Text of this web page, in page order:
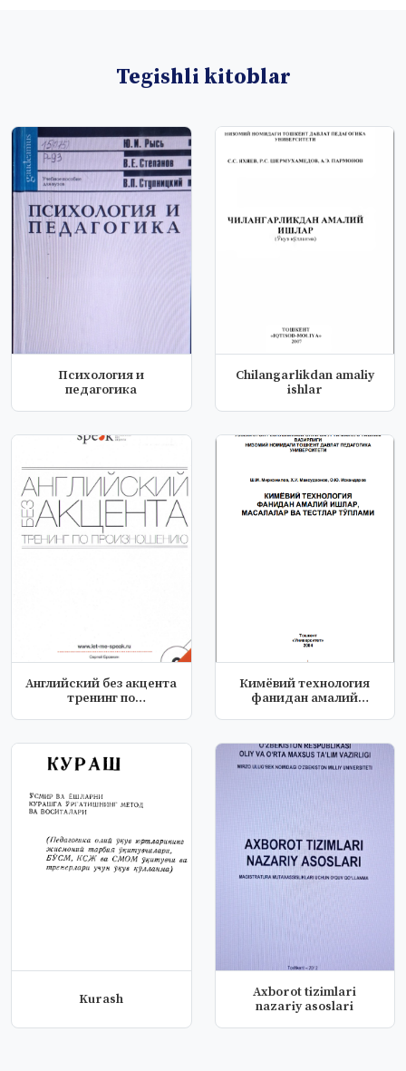
Tegishli kitoblar
Психология и
педагогика
Chilangarlikdan amaliy
ishlar
Английский без акцента
тренинг по
Кимёвий технология
фанидан амалий
Kurash
Axborot tizimlari
nazariy asoslari